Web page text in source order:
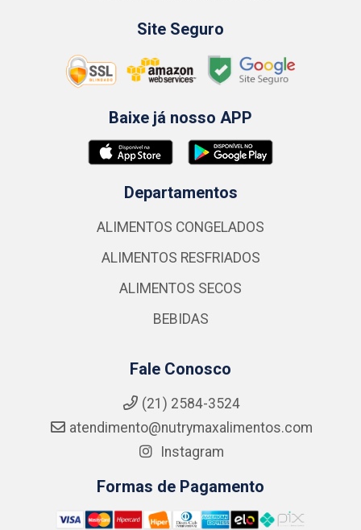
Site Seguro
Baixe já nosso APP
Departamentos
ALIMENTOS CONGELADOS
ALIMENTOS RESFRIADOS
ALIMENTOS SECOS
BEBIDAS
Fale Conosco
(21) 2584-3524
atendimento@nutrymaxalimentos.com
Instagram
Formas de Pagamento